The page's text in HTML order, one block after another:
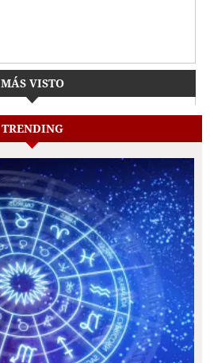
MÁS VISTO
TRENDING